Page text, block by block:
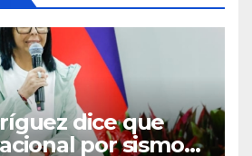
dice que
por sismos